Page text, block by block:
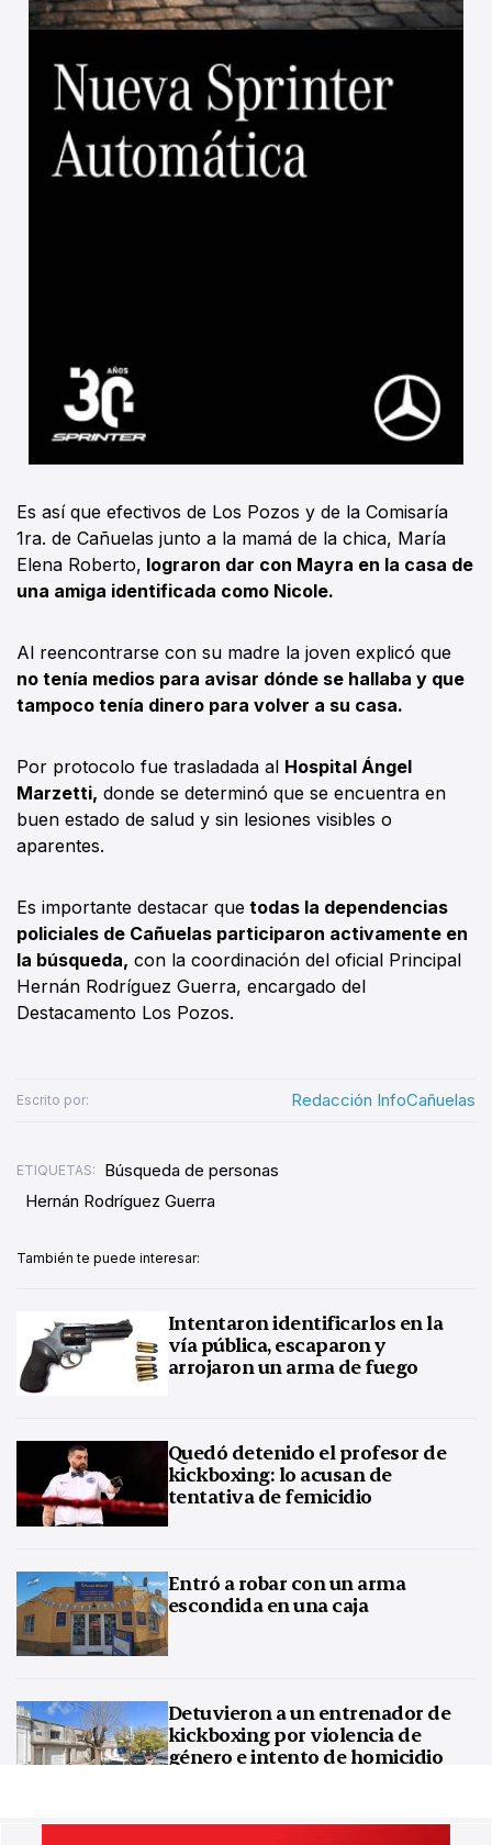
Es así que efectivos de Los Pozos y de la Comisaría
1ra. de Cañuelas junto a la mamá de la chica, María
Elena Roberto, lograron dar con Mayra en la casa de
una amiga identificada como Nicole.
Al reencontrarse con su madre la joven explicó que
no tenía medios para avisar dónde se hallaba y que
tampoco tenía dinero para volver a su casa.
Por protocolo fue trasladada al Hospital Ángel
Marzetti, donde se determinó que se encuentra en
buen estado de salud y sin lesiones visibles o
aparentes.
Es importante destacar que todas la dependencias
policiales de Cañuelas participaron activamente en
la búsqueda, con la coordinación del oficial Principal
Hernán Rodríguez Guerra, encargado del
Destacamento Los Pozos.
Escrito por: Redacción InfoCañuelas
ETIQUETAS:
Búsqueda de personas
Hernán Rodríguez Guerra
También te puede interesar:
Intentaron identificarlos en la
vía pública, escaparon y
arrojaron un arma de fuego
Quedó detenido el profesor de
kickboxing: lo acusan de
tentativa de femicidio
Entró a robar con un arma
escondida en una caja
Detuvieron a un entrenador de
kickboxing por violencia de
género e intento de homicidio